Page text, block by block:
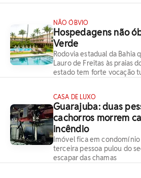
NÃO ÓBVIO
Hospedagens não
Verde
Rodovia estadual da Bahia
Lauro de Freitas às praias
estado tem forte vocação
CASA DE LUXO
Guarajuba: duas
cachorros morrem
incêndio
Imóvel fica em
terceira pessoa pulou do
escapar das chamas